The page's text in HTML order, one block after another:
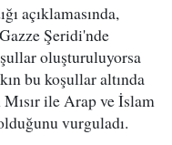
açıklamasında,
Şeridi'nde
oluşturuluyorsa
bu koşullar altında
ile Arap ve İslam
vurguladı.